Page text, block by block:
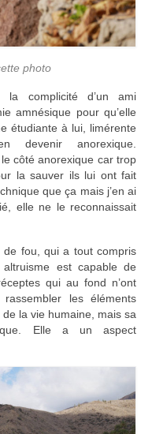
photo
la complicité d’un ami
amnésique pour qu’elle
étudiante à lui, limérente
anorexique.
côté anorexique car trop
la sauver ils lui ont fait
que ça mais j’en ai
elle ne le reconnaissait
de fou, qui a tout compris
est capable de
qui au fond n’ont
les éléments
la vie humaine, mais sa
Elle a un aspect